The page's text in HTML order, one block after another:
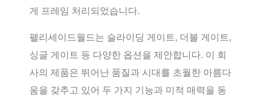
게 프레임 처리되었습니다.
팰리세이드월드는 슬라이딩 게이트, 더블 게이트,
싱글 게이트 등 다양한 옵션을 제안합니다. 이 회
사의 제품은 뛰어난 품질과 시대를 초월한 아름다
움을 갖추고 있어 두 가지 기능과 미적 매력을 동